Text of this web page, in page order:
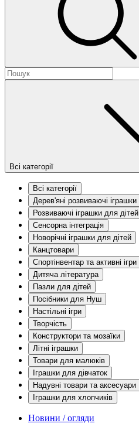
Всі категорії
Всі категорії
Дерев'яні розвиваючі іграшки
Розвиваючі іграшки для дітей
Сенсорна інтеграція
Новорічні іграшки для дітей
Канцтовари
Спортінвентар та активні ігри
Дитяча література
Пазли для дітей
Посібники для Нуш
Настільні ігри
Творчість
Конструктори та мозаїки
Літні іграшки
Товари для малюків
Іграшки для дівчаток
Надувні товари та аксесуари
Іграшки для хлопчиків
Новини / огляди